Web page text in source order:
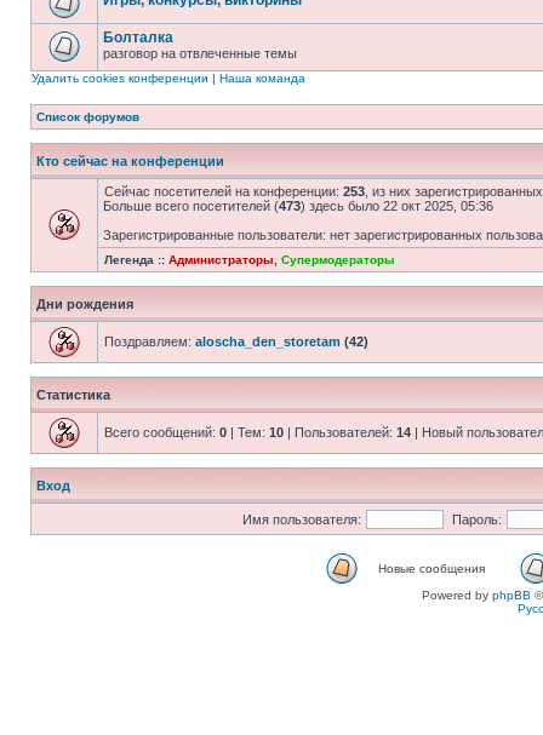
Болталка
разговор на отвлеченные темы
Удалить cookies конференции | Наша команда
Список форумов
Кто сейчас на конференции
Сейчас посетителей на конференции: 253 , из них
Больше всего посетителей (473) здесь было 22 окт 2025, 05:36
Зарегистрированные пользователи: нет зарегистрированных
Легенда :: Администраторы Супермодераторы
Дни рождения
Поздравляем: aloscha_den_storetam (42)
Статистика
Всего сообщений: 0 | Тем: 10 | Пользователей: 14 | Новый
Вход
Имя пользователя: Пароль:
Новые сообщения
Powered by phpBB